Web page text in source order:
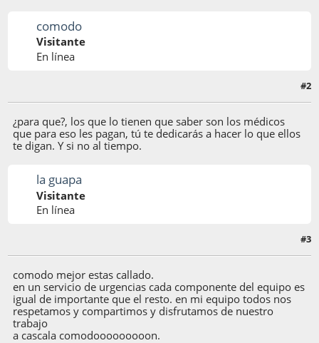
comodo
Visitante
En línea
#2
¿para que?, los que lo tienen que saber son los médicos
que para eso les pagan, tú te dedicarás a hacer lo que ellos
te digan. Y si no al tiempo.
la guapa
Visitante
En línea
#3
comodo mejor estas callado.
en un servicio de urgencias cada componente del equipo es
igual de importante que el resto. en mi equipo todos nos
respetamos y compartimos y disfrutamos de nuestro
trabajo
a cascala comodooooooooon.